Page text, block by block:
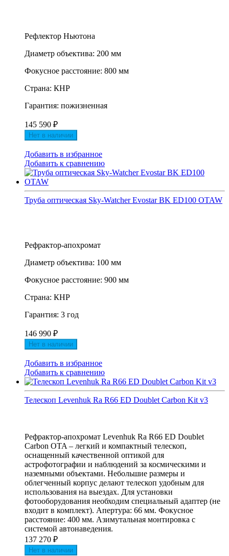
Рефлектор Ньютона
Диаметр объектива: 200 мм
Фокусное расстояние: 800 мм
Страна: КНР
Гарантия: пожизненная
145 590 ₽
Нет в наличии
Добавить в избранное
Добавить к сравнению
Труба оптическая Sky-Watcher Evostar BK ED100 OTAW
Рефрактор-апохромат
Диаметр объектива: 100 мм
Фокусное расстояние: 900 мм
Страна: КНР
Гарантия: 3 год
146 990 ₽
Нет в наличии
Добавить в избранное
Добавить к сравнению
Телескоп Levenhuk Ra R66 ED Doublet Carbon Kit v3
Рефрактор-апохромат Levenhuk Ra R66 ED Doublet
Carbon OTA – легкий и компактный телескоп,
оснащенный качественной оптикой для
астрофотографии и наблюдений за космическими и
наземными объектами. Небольшие размеры и
облегченный корпус делают телескоп удобным для
использования на выездах. Для установки
фотооборудования необходим специальный адаптер (не
входит в комплект). Апертура: 66 мм. Фокусное
расстояние: 400 мм. Азимутальная монтировка с
системой автонаведения.
137 270 ₽
Нет в наличии